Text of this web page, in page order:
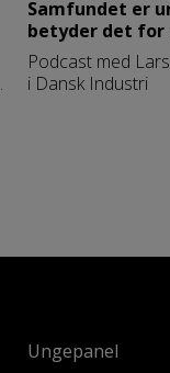
Samfundet er
betyder det for
Podcast med
i Dansk Industri
Ungepanel